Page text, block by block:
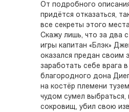
От подробного
придётся отказаться,
все секреты этого
Скажу лишь, что за два
игры капитан «Блэк»
оказался предан своим
заработать себе врага
благородного дона
на костёр племени
чудом сумел выбраться,
сокровищ, убил свою